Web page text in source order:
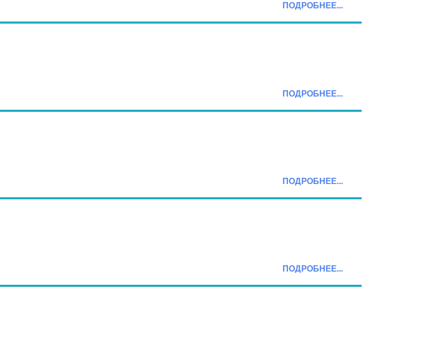
ПОДРОБНЕЕ...
ПОДРОБНЕЕ...
ПОДРОБНЕЕ...
ПОДРОБНЕЕ...